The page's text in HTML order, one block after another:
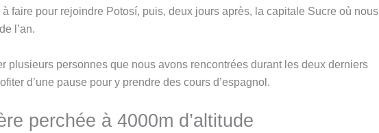
faire pour rejoindre Potosí, puis, deux jours après, la capitale Sucre où nous
l’an.
plusieurs personnes que nous avons rencontrées durant les deux derniers
d’une pause pour y prendre des cours d’espagnol.
perchée à 4000m d’altitude